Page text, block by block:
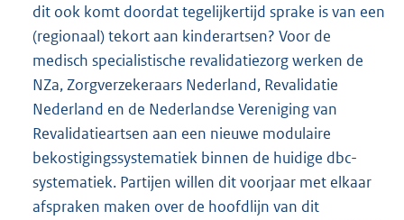
dit ook komt doordat tegelijkertijd sprake is van een
(regionaal) tekort aan kinderartsen? Voor de
medisch specialistische revalidatiezorg werken de
NZa, Zorgverzekeraars Nederland, Revalidatie
Nederland en de Nederlandse Vereniging van
Revalidatieartsen aan een nieuwe modulaire
bekostigingssystematiek binnen de huidige dbc-
systematiek. Partijen willen dit voorjaar met elkaar
afspraken maken over de hoofdlijn van dit